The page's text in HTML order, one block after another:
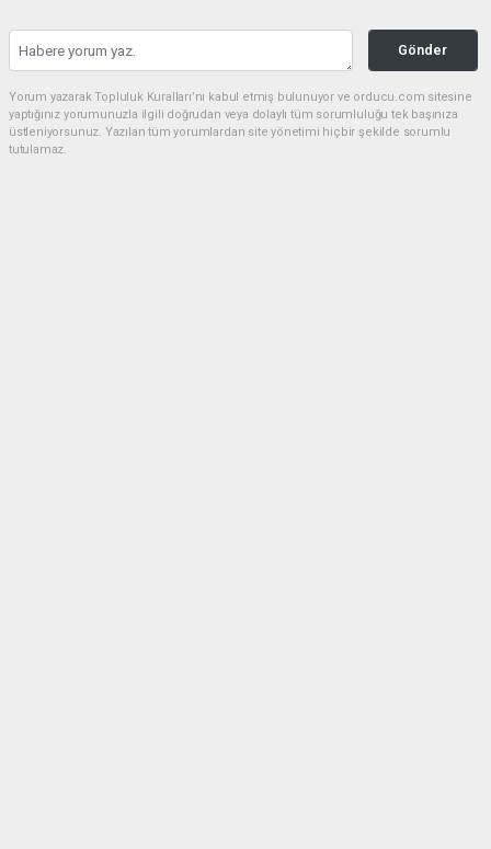
Gönder
Yorum yazarak Topluluk Kuralları’nı kabul etmiş bulunuyor ve orducu.com sitesine
yaptığınız yorumunuzla ilgili doğrudan veya dolaylı tüm sorumluluğu tek başınıza
üstleniyorsunuz. Yazılan tüm yorumlardan site yönetimi hiçbir şekilde sorumlu
tutulamaz.